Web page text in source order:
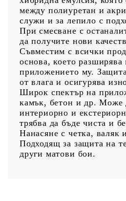
между полиуретан и
служи и за лепило с
При смесване с
да получите нови
Съвместим с всички
основа, което разширява
приложението му.
от влага и осигурява
Широк спектър на
камък, бетон и др. Може
интериорно и
трябва да бъде чиста и
Нанасяне с четка, валяк
Подходящ за защита на
други матови бои.